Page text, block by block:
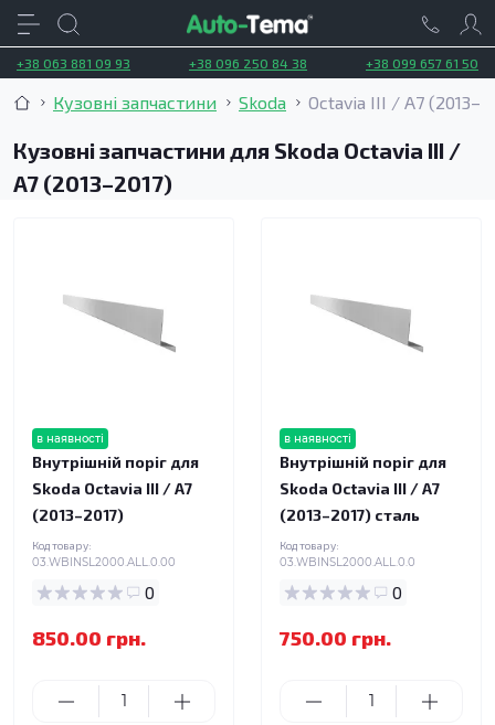
+38 063 881 09 93 +38 096 250 84 38 +38 099 657 61 50
Кузовні запчастини Skoda Octavia III / A7
Кузовні запчастини для Skoda Octavia III /
A7 (2013–2017)
в наявності
Внутрішній поріг для
Skoda Octavia III / A7
(2013–2017)
Код товару:
03.WBINSL2000.ALL.0.00
0
850.00 грн.
в наявності
Внутрішній поріг для
Skoda Octavia III / A7
(2013–2017) сталь
Код товару:
03.WBINSL2000.ALL.0.0
0
750.00 грн.